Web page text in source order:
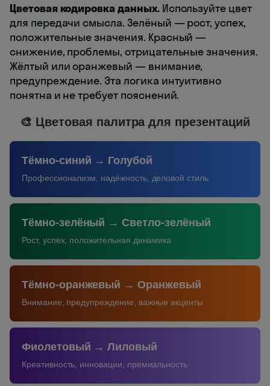
Цветовая кодировка данных.Используйте цвет
для передачи смысла. Зелёный — рост, успех,
положительные значения. Красный —
снижение, проблемы, отрицательные значения.
Жёлтый или оранжевый — внимание,
предупреждение. Эта логика интуитивно
понятна и не требует пояснений.
🎨 Цветовая палитра для презентаций
Тёмно-синий → Голубой
Профессионализм, надёжность, деловой стиль
Тёмно-зелёный → Светло-зелёный
Рост, успех, положительная динамика
Тёмно-оранжевый → Оранжевый
Внимание, предупреждение, важные акценты
Фиолетовый → Лиловый
Креативность, инновации, премиальность